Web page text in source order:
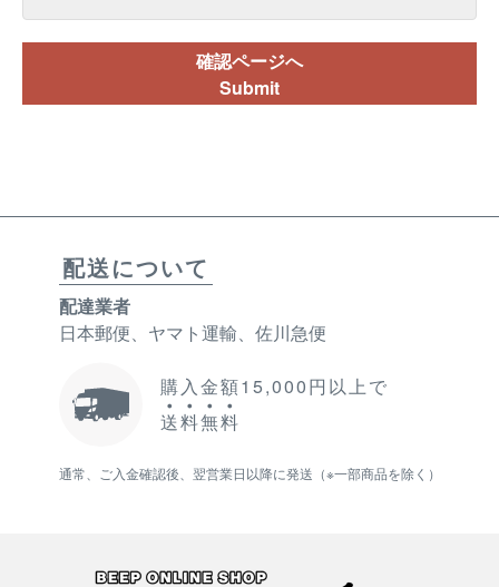
確認ページへ
Submit
配送について
配達業者
日本郵便、ヤマト運輸、佐川急便
購入金額15,000円以上で
送料無料
通常、ご入金確認後、翌営業日以降に発送（※一部商品を除く）